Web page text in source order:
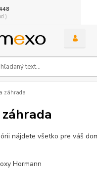
záhrada
nájdete všetko pre váš
Hormann